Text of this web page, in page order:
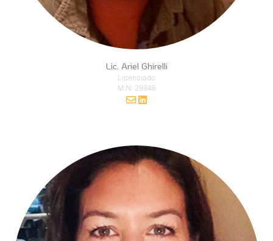
Lic. Ariel Ghirelli
Licenciado
M.N: 29848